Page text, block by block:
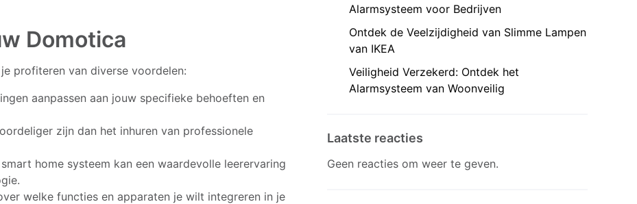
Domotica
profiteren van diverse voordelen:
aanpassen aan jouw specifieke behoeften en
zijn dan het inhuren van professionele
home systeem kan een waardevolle leerervaring
welke functies en apparaten je wilt integreren in je
Alarmsysteem voor Bedrijven
Ontdek de Veelzijdigheid van Slimme Lampen
van IKEA
Veiligheid Verzekerd: Ontdek het
Alarmsysteem van Woonveilig
Laatste reacties
Geen reacties om weer te geven.